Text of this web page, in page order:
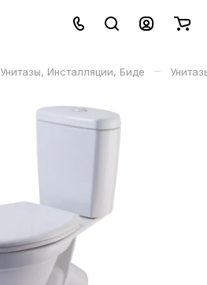
Унитазы, Инсталляции, Биде –